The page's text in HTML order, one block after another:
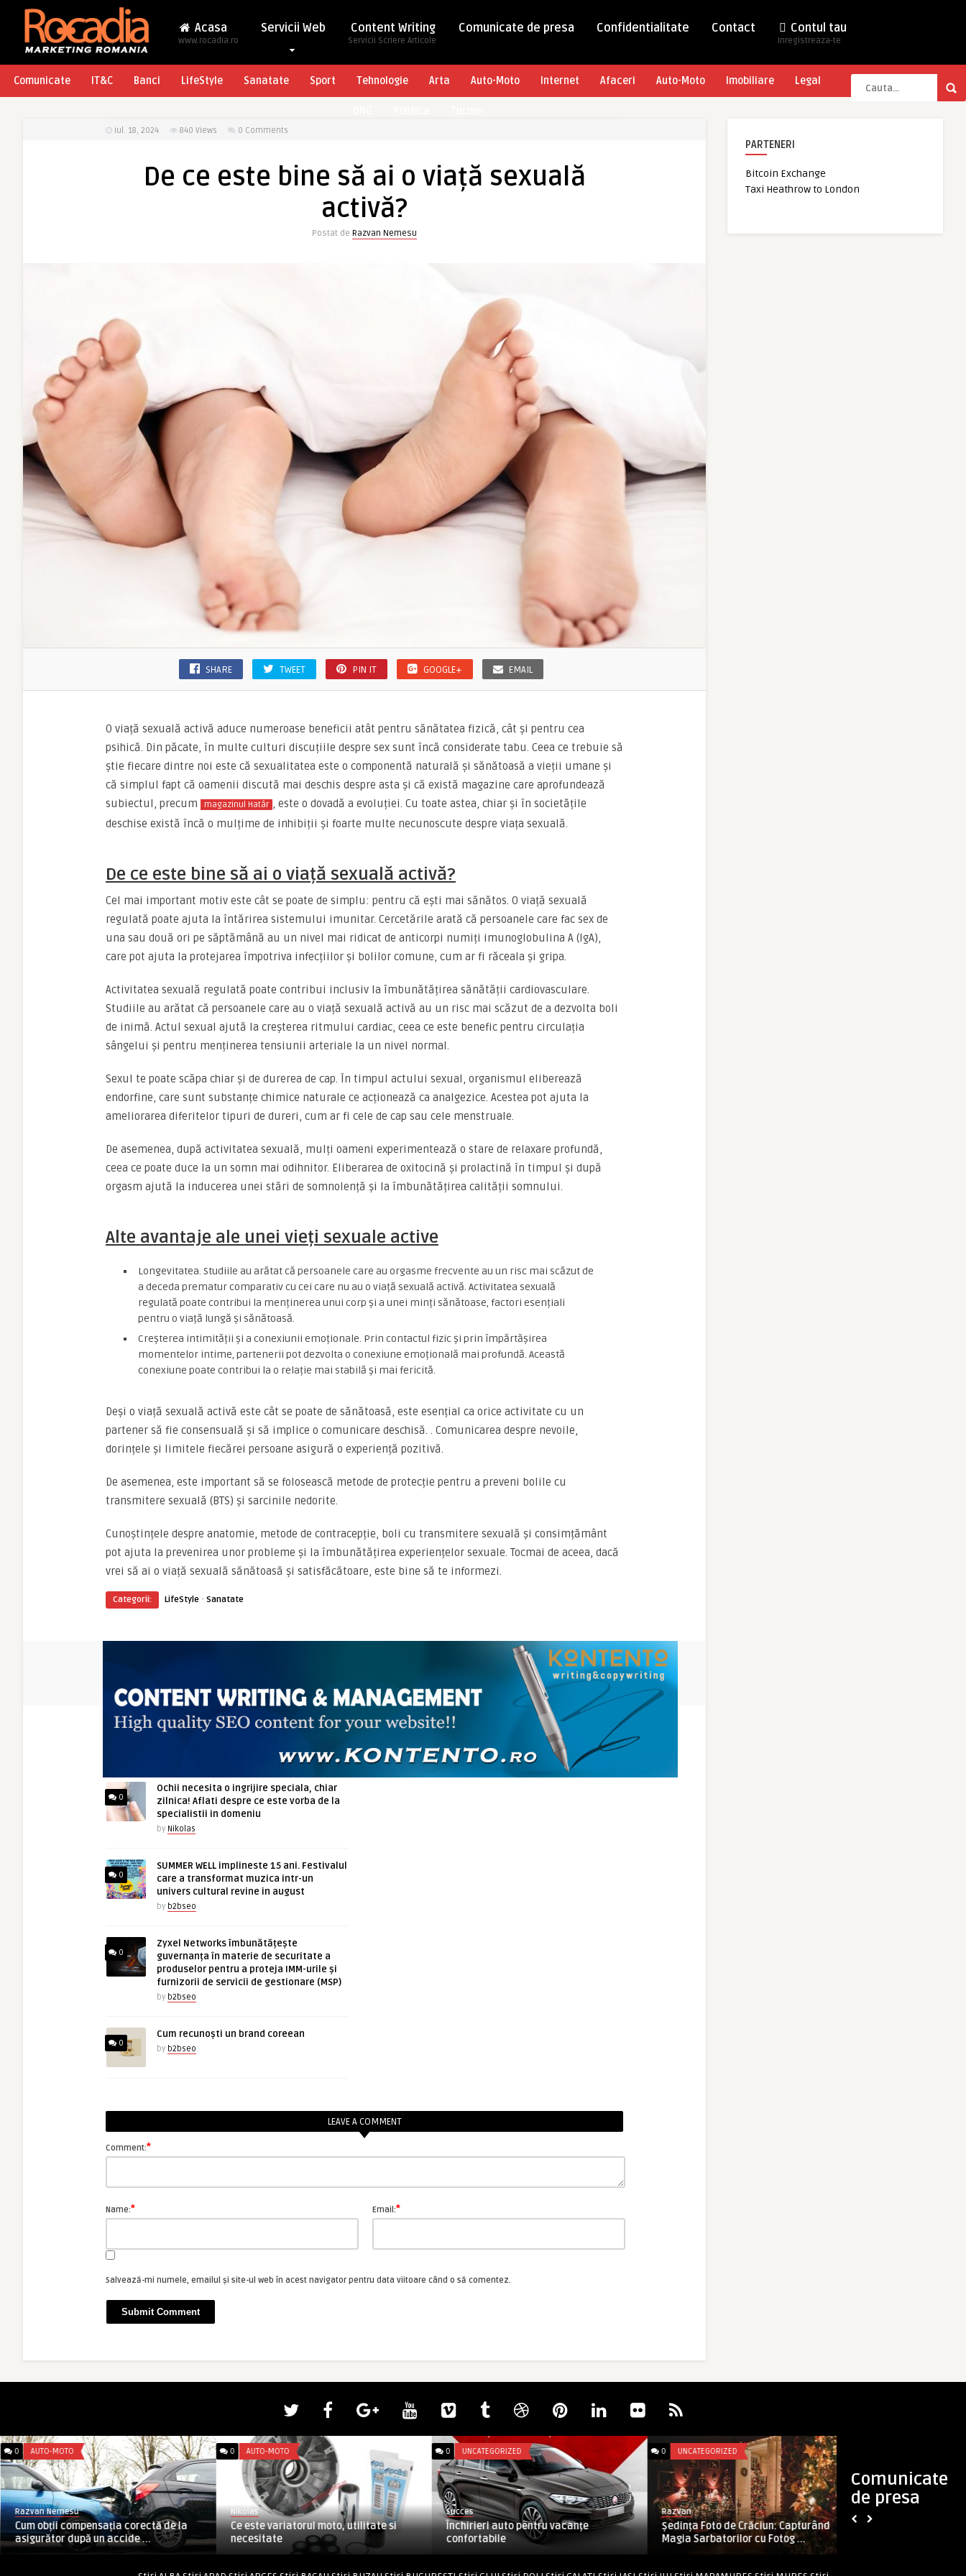
Acasa
www.rocadia.ro
Servicii Web Content Writing
Servicii Scriere Articole
Comunicate de presa Confidentialitate Contact Contul tau
Inregistreaza-te
Comunicate IT&C Banci LifeStyle Sanatate Sport Tehnologie Arta Auto-Moto Internet Afaceri Auto-Moto Imobiliare Legal
iul. 18, 2024 840 Views 0 Comments
De ce este bine să ai o viață sexuală
activă?
Postat de Razvan Nemesu
SHARE TWEET PIN IT GOOGLE+ EMAIL
O viață sexuală activă aduce numeroase beneficii atât pentru sănătatea fizică, cât și pentru cea
psihică. Din păcate, în multe culturi discuțiile despre sex sunt încă considerate tabu. Ceea ce trebuie să
știe fiecare dintre noi este că sexualitatea este o componentă naturală și sănătoasă a vieții umane și
că simplul fapt că oamenii discută mai deschis despre asta și că există magazine care aprofundează
subiectul, precum
magazinul Hatâr , este o dovadă a evoluției. Cu toate astea, chiar și în societățile
deschise există încă o mulțime de inhibiții și foarte multe necunoscute despre viața sexuală.
De ce este bine să ai o viață sexuală activă?
Cel mai important motiv este cât se poate de simplu: pentru că ești mai sănătos. O viață sexuală
regulată poate ajuta la întărirea sistemului imunitar. Cercetările arată că persoanele care fac sex de
una sau două ori pe săptămână au un nivel mai ridicat de anticorpi numiți imunoglobulina A (IgA),
care pot ajuta la protejarea împotriva infecțiilor și bolilor comune, cum ar fi răceala și gripa.
Activitatea sexuală regulată poate contribui inclusiv la îmbunătățirea sănătății cardiovasculare.
Studiile au arătat că persoanele care au o viață sexuală activă au un risc mai scăzut de a dezvolta boli
de inimă. Actul sexual ajută la creșterea ritmului cardiac, ceea ce este benefic pentru circulația
sângelui și pentru menținerea tensiunii arteriale la un nivel normal.
Sexul te poate scăpa chiar și de durerea de cap. În timpul actului sexual, organismul eliberează
endorfine, care sunt substanțe chimice naturale ce acționează ca analgezice. Acestea pot ajuta la
ameliorarea diferitelor tipuri de dureri, cum ar fi cele de cap sau cele menstruale.
De asemenea, după activitatea sexuală, mulți oameni experimentează o stare de relaxare profundă,
ceea ce poate duce la un somn mai odihnitor. Eliberarea de oxitocină și prolactină în timpul și după
orgasm ajută la inducerea unei stări de somnolență și la îmbunătățirea calității somnului.
Alte avantaje ale unei vieți sexuale active
Longevitatea. Studiile au arătat că persoanele care au orgasme frecvente au un risc mai scăzut de
a deceda prematur comparativ cu cei care nu au o viață sexuală activă. Activitatea sexuală
regulată poate contribui la menținerea unui corp și a unei minți sănătoase, factori esențiali
pentru o viață lungă și sănătoasă.
Creșterea intimității și a conexiunii emoționale. Prin contactul fizic și prin împărtășirea
momentelor intime, partenerii pot dezvolta o conexiune emoțională mai profundă. Această
conexiune poate contribui la o relație mai stabilă și mai fericită.
Deși o viață sexuală activă este cât se poate de sănătoasă, este esențial ca orice activitate cu un
partener să fie consensuală și să implice o comunicare deschisă. . Comunicarea despre nevoile,
dorințele și limitele fiecărei persoane asigură o experiență pozitivă.
De asemenea, este important să se folosească metode de protecție pentru a preveni bolile cu
transmitere sexuală (BTS) și sarcinile nedorite.
Cunoștințele despre anatomie, metode de contracepție, boli cu transmitere sexuală și consimțământ
pot ajuta la prevenirea unor probleme și la îmbunătățirea experiențelor sexuale. Tocmai de aceea, dacă
vrei să ai o viață sexuală sănătoasă și satisfăcătoare, este bine să te informezi.
Categorii: LifeStyle · Sanatate
0
Ochii necesita o ingrijire speciala, chiar
zilnica! Aflati despre ce este vorba de la
specialistii in domeniu
by Nikolas
0
SUMMER WELL implineste 15 ani. Festivalul
care a transformat muzica intr-un
univers cultural revine in august
by b2bseo
0
Zyxel Networks îmbunătățește
guvernanța în materie de securitate a
produselor pentru a proteja IMM-urile și
furnizorii de servicii de gestionare (MSP)
by b2bseo
0
Cum recunoști un brand coreean
by b2bseo
ARTICOLE ASEMANATOARE
LEAVE A COMMENT
Comment:*
Name:* Email:*
Salvează-mi numele, emailul și site-ul web în acest navigator pentru data viitoare când o să comentez.
PARTENERI
Bitcoin Exchange
Taxi Heathrow to London
Comunicate
de presa
0 AUTO-MOTO
Razvan Nemesu
Cum obții compensația corectă de la
asigurător după un accide ...
0 AUTO-MOTO
Nikolas
Ce este variatorul moto, utilitate si
necesitate
0 UNCATEGORIZED
Succes
Închirieri auto pentru vacanțe
confortabile
0 UNCATEGORIZED
Razvan
Ședința Foto de Crăciun: Capturând
Magia Sarbatorilor cu Fotog ...